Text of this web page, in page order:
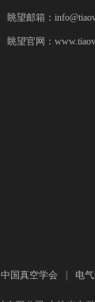
眺望邮箱：
眺望官网：
中国真空学会 电